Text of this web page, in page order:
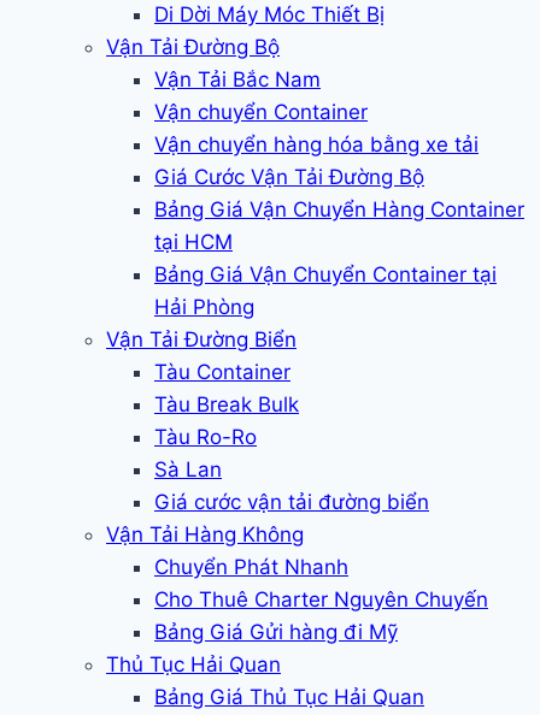
Di Dời Máy Móc Thiết Bị
Vận Tải Đường Bộ
Vận Tải Bắc Nam
Vận chuyển Container
Vận chuyển hàng hóa bằng xe tải
Giá Cước Vận Tải Đường Bộ
Bảng Giá Vận Chuyển Hàng Container
tại HCM
Bảng Giá Vận Chuyển Container tại
Hải Phòng
Vận Tải Đường Biển
Tàu Container
Tàu Break Bulk
Tàu Ro-Ro
Sà Lan
Giá cước vận tải đường biển
Vận Tải Hàng Không
Chuyển Phát Nhanh
Cho Thuê Charter Nguyên Chuyến
Bảng Giá Gửi hàng đi Mỹ
Thủ Tục Hải Quan
Bảng Giá Thủ Tục Hải Quan